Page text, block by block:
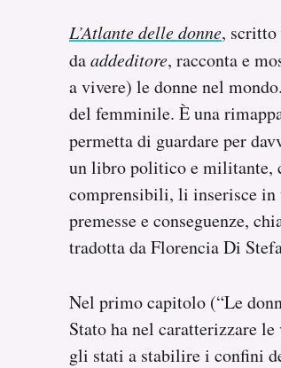
L’Atlante delle donne, scritto
daaddeditore, racconta e
a vivere) le donne nel
del femminile. È una
permetta di guardare per
un libro politico e militante,
comprensibili, li inserisce in
premesse e conseguenze,
tradotta da Florencia Di
Nel primo capitolo (“Le
Stato ha nel caratterizzare
gli stati a stabilire i confini